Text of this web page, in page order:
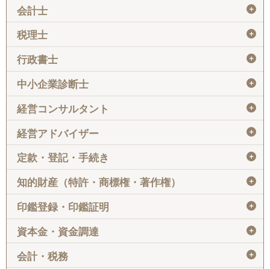
会計士 ＋
税理士 ＋
行政書士 ＋
中小企業診断士 ＋
経営コンサルタント ＋
経営アドバイザー ＋
定款・登記・手続き ＋
知的財産（特許・商標権・著作権） ＋
印鑑登録・印鑑証明 ＋
資本金・資金調達 ＋
会計・税務 ＋